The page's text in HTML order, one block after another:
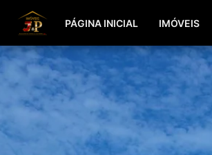
PÁGINA INICIAL IMÓVEIS